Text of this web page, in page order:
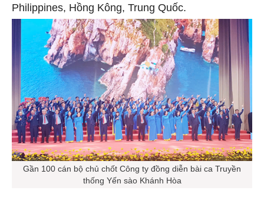
Philippines, Hồng Kông, Trung Quốc.
Gần 100 cán bộ chủ chốt Công ty đồng diễn bài ca Truyền
thống Yến sào Khánh Hòa